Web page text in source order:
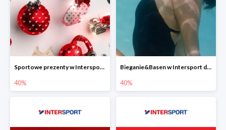
Sportowe prezenty w Intersport do -40%
40%
Bieganie&Basen w Intersport do -40%
40%